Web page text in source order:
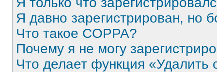
Я давно зарегистрирован, но
Что такое COPPA?
Почему я не могу
Что делает функция